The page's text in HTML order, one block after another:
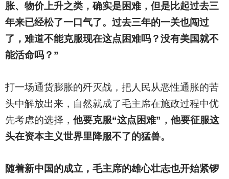
胀、物价上升之类，确实是困难，但是比起过去三
年来已经松了一口气了。过去三年的一关也闯过
了，难道不能克服现在这点困难吗？没有美国就不
能活命吗？”
打一场通货膨胀的歼灭战，把人民从恶性通胀的苦
头中解放出来，自然就成了毛主席在施政过程中优
先考虑的选择， 他要克服“这点困难”，他要征服这
头在资本主义世界里降服不了的猛兽。
随着新中国的成立，毛主席的雄心壮志也开始紧锣